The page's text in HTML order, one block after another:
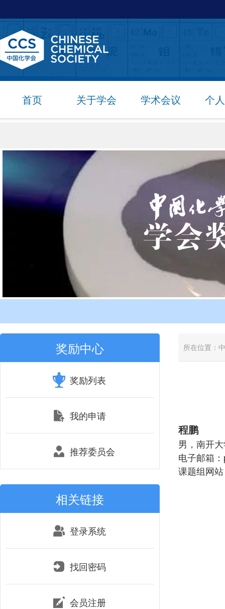
首页 关于学会 学术会议 个
奖励中心
奖励列表
我的申请
推荐委员会
相关链接
登录系统
找回密码
会员注册
所在位置：
程鹏
男，南开
电子邮箱
课题组网